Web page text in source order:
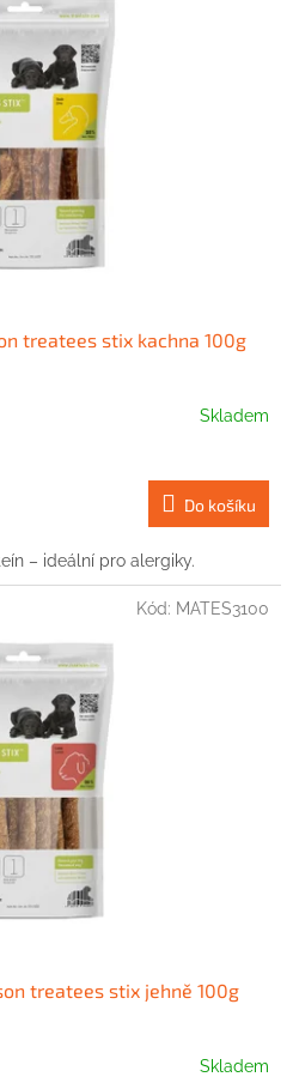
treatees stix kachna 100g
Skladem
Do košíku
– ideální pro alergiky.
treatees stix jehně 100g
Skladem
Kód: MATES3100